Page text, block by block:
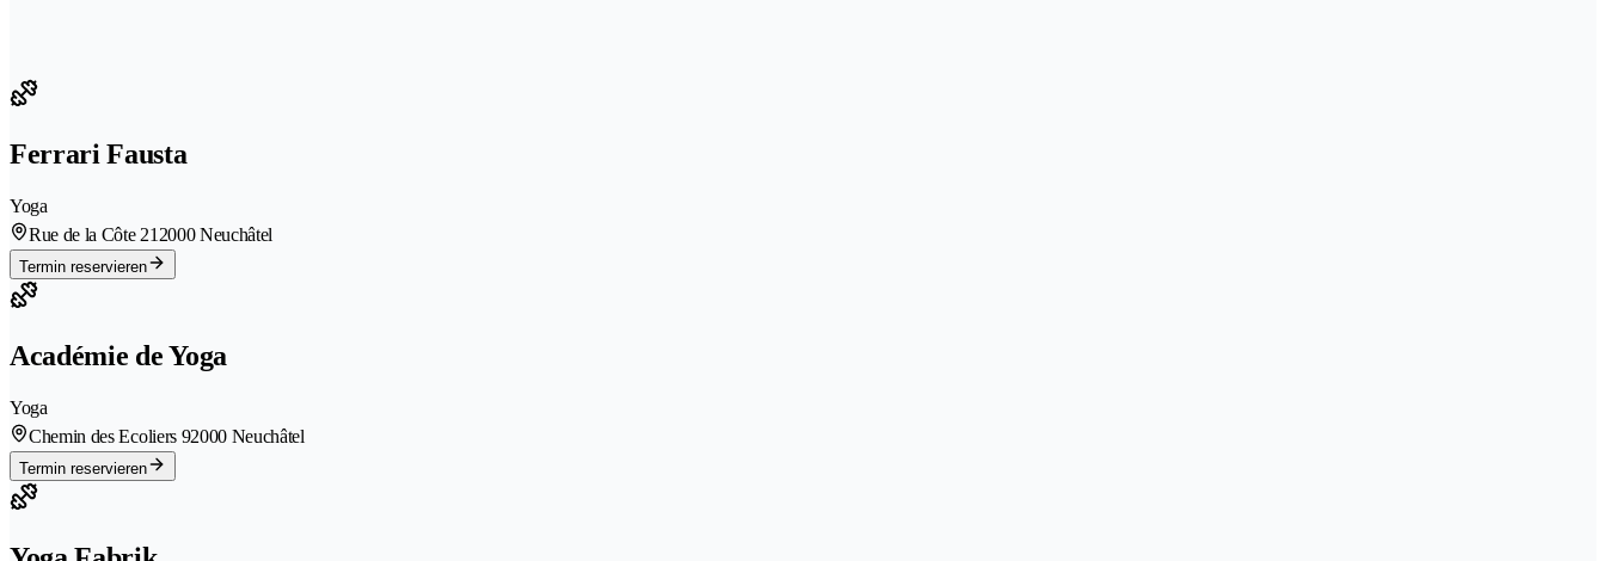
Ferrari Fausta
Yoga
Rue de la Côte 21 2000 Neuchâtel
Termin reservieren
Académie de Yoga
Yoga
Chemin des Ecoliers 92000 Neuchâtel
Termin reservieren